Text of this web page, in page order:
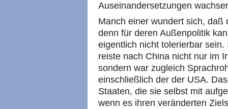
Auseinandersetzungen
Manch einer wundert sich,
denn für deren Außenpolitik
eigentlich nicht tolerierbar
reiste nach China nicht nur im
sondern war zugleich
einschließlich der der USA.
Staaten, die sie selbst mit
wenn es ihren veränderten